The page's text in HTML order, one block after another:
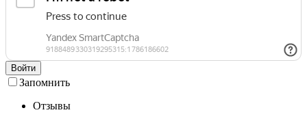
Войти
Запомнить
Отзывы